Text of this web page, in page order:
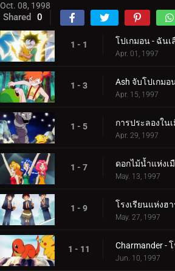
Oct. 08, 1998
Shared 0
1 - 1
Apr. 01, 1997
1 - 3
Apr. 15, 1997
1 - 5
Apr. 29, 1997
1 - 7
May. 13, 1997
1 - 9
May. 27, 1997
1 - 11
Jun. 10, 1997